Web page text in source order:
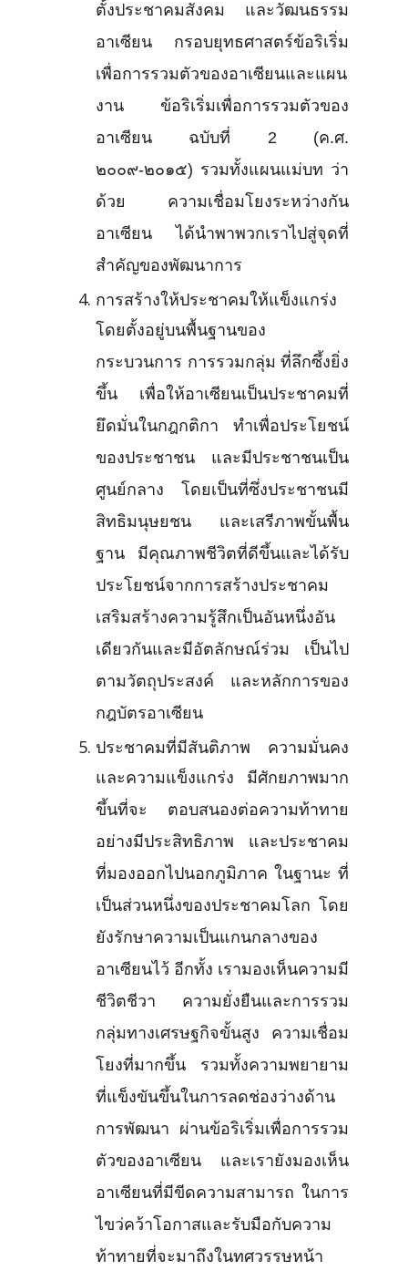
ตั้งประชาคมสังคม และวัฒนธรรม
อาเซียน กรอบยุทธศาสตร์ข้อริเริ่ม
เพื่อการรวมตัวของอาเซียนและแผน
งาน ข้อริเริ่มเพื่อการรวมตัวของ
อาเซียน ฉบับที่ 2 (ค.ศ.
๒๐๐๙-๒๐๑๕) รวมทั้งแผนแม่บท ว่า
ด้วย ความเชื่อมโยงระหว่างกัน
อาเซียน ได้นำพาพวกเราไปสู่จุดที่
สำคัญของพัฒนาการ
การสร้างให้ประชาคมให้แข็งแกร่ง
โดยตั้งอยู่บนพื้นฐานของ
กระบวนการ การรวมกลุ่ม ที่ลึกซึ้งยิ่ง
ขึ้น เพื่อให้อาเซียนเป็นประชาคมที่
ยึดมั่นในกฎกติกา ทำเพื่อประโยชน์
ของประชาชน และมีประชาชนเป็น
ศูนย์กลาง โดยเป็นที่ซึ่งประชาชนมี
สิทธิมนุษยชน และเสรีภาพขั้นพื้น
ฐาน มีคุณภาพชีวิตที่ดีขึ้นและได้รับ
ประโยชน์จากการสร้างประชาคม
เสริมสร้างความรู้สึกเป็นอันหนึ่งอัน
เดียวกันและมีอัตลักษณ์ร่วม เป็นไป
ตามวัตถุประสงค์ และหลักการของ
กฎบัตรอาเซียน
ประชาคมที่มีสันติภาพ ความมั่นคง
และความแข็งแกร่ง มีศักยภาพมาก
ขึ้นที่จะ ตอบสนองต่อความท้าทาย
อย่างมีประสิทธิภาพ และประชาคม
ที่มองออกไปนอกภูมิภาค ในฐานะ ที่
เป็นส่วนหนึ่งของประชาคมโลก โดย
ยังรักษาความเป็นแกนกลางของ
อาเซียนไว้ อีกทั้ง เรามองเห็นความมี
ชีวิตชีวา ความยั่งยืนและการรวม
กลุ่มทางเศรษฐกิจขั้นสูง ความเชื่อม
โยงที่มากขึ้น รวมทั้งความพยายาม
ที่แข็งขันขึ้นในการลดช่องว่างด้าน
การพัฒนา ผ่านข้อริเริ่มเพื่อการรวม
ตัวของอาเซียน และเรายังมองเห็น
อาเซียนที่มีขีดความสามารถ ในการ
ไขว่คว้าโอกาสและรับมือกับความ
ท้าทายที่จะมาถึงในทศวรรษหน้า